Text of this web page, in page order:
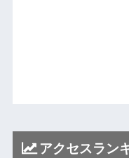
アクセスラン